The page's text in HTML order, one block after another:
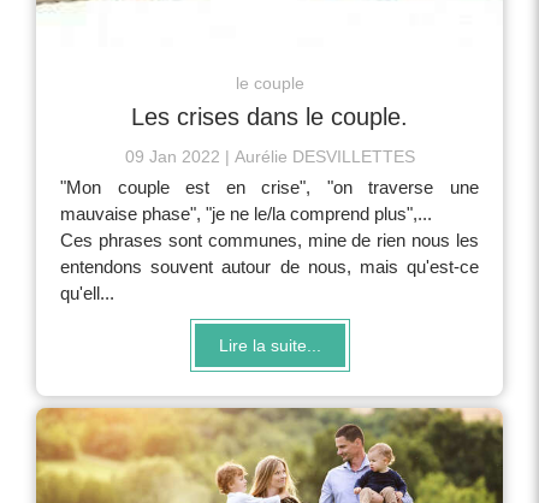
le couple
Les crises dans le couple.
09 Jan 2022 Aurélie DESVILLETTES
"Mon couple est en crise", "on traverse une
mauvaise phase", "je ne le/la comprend plus",...
Ces phrases sont communes, mine de rien nous les
entendons souvent autour de nous, mais qu'est-ce
qu'ell...
Lire la suite...